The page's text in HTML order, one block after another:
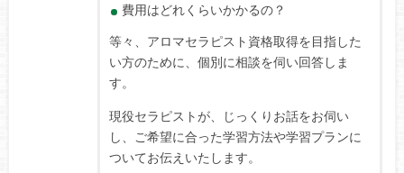
費用はどれくらいかかるの？
等々、アロマセラピスト資格取得を目指した
い方のために、個別に相談を伺い回答しま
す。
現役セラピストが、じっくりお話をお伺い
し、ご希望に合った学習方法や学習プランに
ついてお伝えいたします。